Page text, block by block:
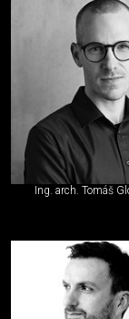
Ing. arch. Tomáš